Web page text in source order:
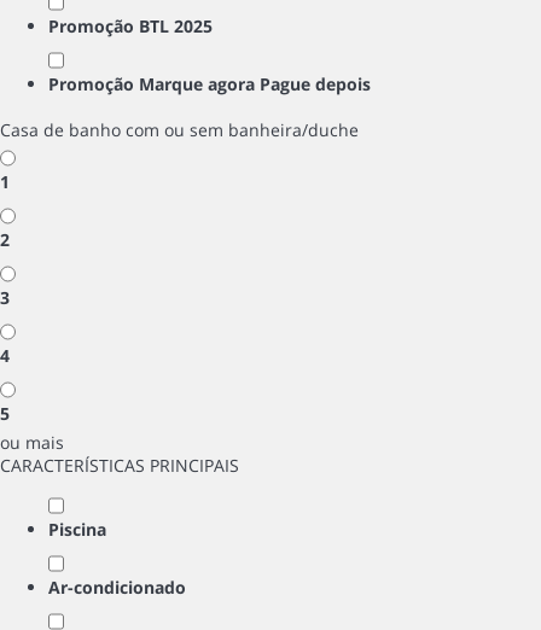
Promoção BTL 2025
Promoção Marque agora Pague depois
Casa de banho com ou sem banheira/duche
1
2
3
4
5
ou mais
CARACTERÍSTICAS PRINCIPAIS
Piscina
Ar-condicionado